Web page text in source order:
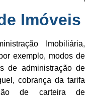
Imóveis
Imobiliária,
exemplo, modos de
de administração de
cobrança da tarifa
de carteira de